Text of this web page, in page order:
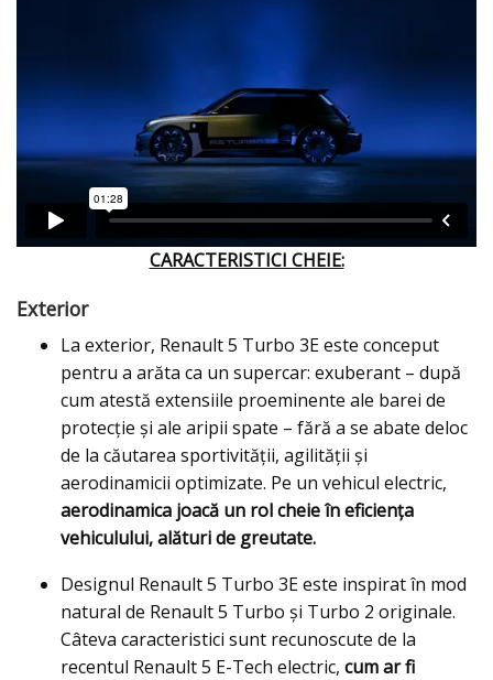
CARACTERISTICI CHEIE:
Exterior
La exterior, Renault 5 Turbo 3E este conceput
pentru a arăta ca un supercar: exuberant – după
cum atestă extensiile proeminente ale barei de
protecție și ale aripii spate – fără a se abate deloc
de la căutarea sportivității, agilității și
aerodinamicii optimizate. Pe un vehicul electric,
aerodinamica joacă un rol cheie în eficiența
vehiculului, alături de greutate.
Designul Renault 5 Turbo 3E este inspirat în mod
natural de Renault 5 Turbo și Turbo 2 originale.
Câteva caracteristici sunt recunoscute de la
recentul Renault 5 E-Tech electric, cum ar fi